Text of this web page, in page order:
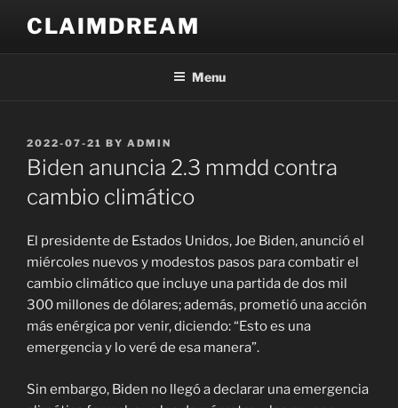
content
CLAIMDREAM
Menu
POSTED
ON
2022-07-21 BY ADMIN
Biden anuncia 2.3 mmdd contra
cambio climático
El presidente de Estados Unidos, Joe Biden, anunció el
miércoles nuevos y modestos pasos para combatir el
cambio climático que incluye una partida de dos mil
300 millones de dólares; además, prometió una acción
más enérgica por venir, diciendo: “Esto es una
emergencia y lo veré de esa manera”.
Sin embargo, Biden no llegó a declarar una emergencia